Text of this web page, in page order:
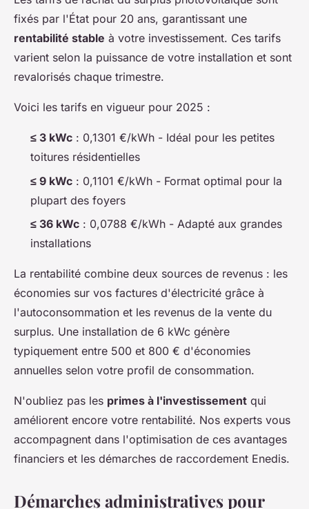
fixés par l'État pour 20 ans, garantissant une
rentabilité stable à votre investissement. Ces tarifs
varient selon la puissance de votre installation et sont
revalorisés chaque trimestre.
Voici les tarifs en vigueur pour 2025 :
≤ 3 kWc : 0,1301 €/kWh - Idéal pour les petites
toitures résidentielles
≤ 9 kWc : 0,1101 €/kWh - Format optimal pour la
plupart des foyers
≤ 36 kWc : 0,0788 €/kWh - Adapté aux grandes
installations
La rentabilité combine deux sources de revenus : les
économies sur vos factures d'électricité grâce à
l'autoconsommation et les revenus de la vente du
surplus. Une installation de 6 kWc génère
typiquement entre 500 et 800 € d'économies
annuelles selon votre profil de consommation.
N'oubliez pas les primes à l'investissement qui
améliorent encore votre rentabilité. Nos experts vous
accompagnent dans l'optimisation de ces avantages
financiers et les démarches de raccordement Enedis.
Démarches administratives pour